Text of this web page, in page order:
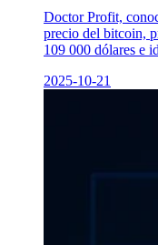
Doctor Profit,
precio del bitcoin,
109 000 dólares e
2025-10-21